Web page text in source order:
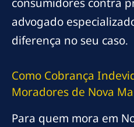
consumidores contra
advogado
diferença no seu caso.
Como Cobrança
Moradores de Nova
Para quem mora em